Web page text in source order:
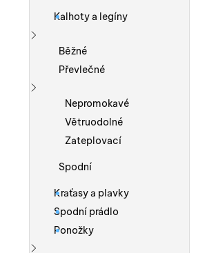
Kalhoty a legíny
Zobrazit více
Běžné
Převlečné
Zobrazit více
Nepromokavé
Větruodolné
Zateplovací
Spodní
Kraťasy a plavky
Spodní prádlo
Ponožky